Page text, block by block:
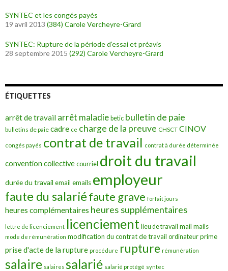
SYNTEC et les congés payés
19 avril 2013 (384) Carole Vercheyre-Grard
SYNTEC: Rupture de la période d’essai et préavis
28 septembre 2015 (292) Carole Vercheyre-Grard
ÉTIQUETTES
arrêt de travail arrêt maladie betic bulletin de paie
bulletins de paie cadre ce charge de la preuve CHSCT CINOV
congés payés contrat de travail contrat à durée déterminée
convention collective courriel droit du travail
durée du travail email emails employeur
faute du salariéfaute grave forfait jours
heures complémentaires heures supplémentaires
lettre de licenciement licenciement lieu de travail mail mails
mode de rémunération modification du contrat de travail ordinateur prime
prise d'acte de la rupture procédure rupture rémunération
salaire salaires salarié salarié protégé syntec